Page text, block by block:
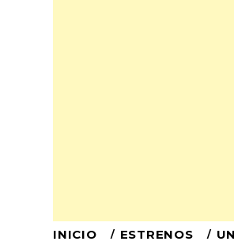
Ir
INICIO ESTRENOS